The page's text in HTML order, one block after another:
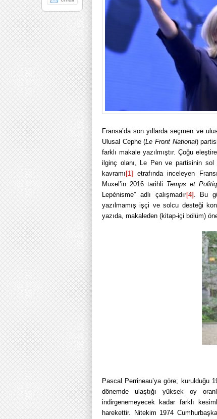
Fransa’da son yıllarda seçmen ve
Ulusal Cephe (Le Front National)
farklı makale yazılmıştır. Çoğu
ilginç olanı, Le Pen ve partisinin sol
kavramı [1] etrafında inceleyen
Muxel’in 2016 tarihli Temps et
Lepénisme” adlı çalışmadır[4] . Bu
yazılmamış işçi ve solcu desteği
yazıda, makaleden (kitap-içi bölüm)
Pascal Perrineau’ya göre; kurulduğu
dönemde ulaştığı yüksek oy
indirgenemeyecek kadar farklı
harekettir. Nitekim 1974